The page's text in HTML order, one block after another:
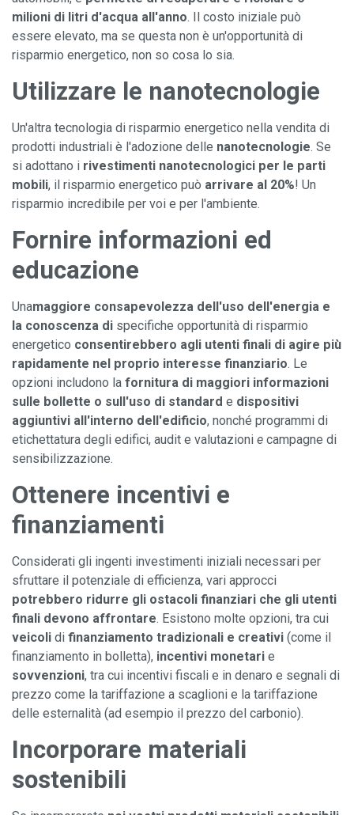
milioni di litri d'acqua all'anno. Il costo iniziale può
essere elevato, ma se questa non è un'opportunità di
risparmio energetico, non so cosa lo sia.
Utilizzare le nanotecnologie
Un'altra tecnologia di risparmio energetico nella vendita di
prodotti industriali è l'adozione delle nanotecnologie. Se
si adottano i rivestimenti nanotecnologici per le parti
mobili, il risparmio energetico può arrivare al 20%! Un
risparmio incredibile per voi e per l'ambiente.
Fornire informazioni ed
educazione
Unamaggiore consapevolezza dell'uso dell'energia e
la conoscenza di specifiche opportunità di risparmio
energetico consentirebbero agli utenti finali di agire più
rapidamente nel proprio interesse finanziario. Le
opzioni includono la fornitura di maggiori informazioni
sulle bollette o sull'uso di standard e dispositivi
aggiuntivi all'interno dell'edificio, nonché programmi di
etichettatura degli edifici, audit e valutazioni e campagne di
sensibilizzazione.
Ottenere incentivi e
finanziamenti
Considerati gli ingenti investimenti iniziali necessari per
sfruttare il potenziale di efficienza, vari approcci
potrebbero ridurre gli ostacoli finanziari che gli utenti
finali devono affrontare. Esistono molte opzioni, tra cui
veicoli di finanziamento tradizionali e creativi (come il
finanziamento in bolletta), incentivi monetari e
sovvenzioni, tra cui incentivi fiscali e in denaro e segnali di
prezzo come la tariffazione a scaglioni e la tariffazione
delle esternalità (ad esempio il prezzo del carbonio).
Incorporare materiali
sostenibili